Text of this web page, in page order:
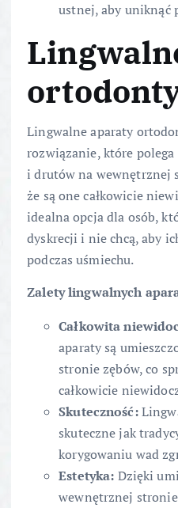
ustnej, aby uniknąć
Lingwalne aparaty
rozwiązanie, które
i drutów na wewnętrznej
że są one całkowicie
idealna opcja dla osób,
dyskrecji i nie chcą, aby
podczas uśmiechu.
Zalety lingwalnych
Całkowita
aparaty są
stronie zębów, co
całkowicie
Skuteczność:
skuteczne jak
korygowaniu wad
Estetyka: Dzięki
wewnętrznej